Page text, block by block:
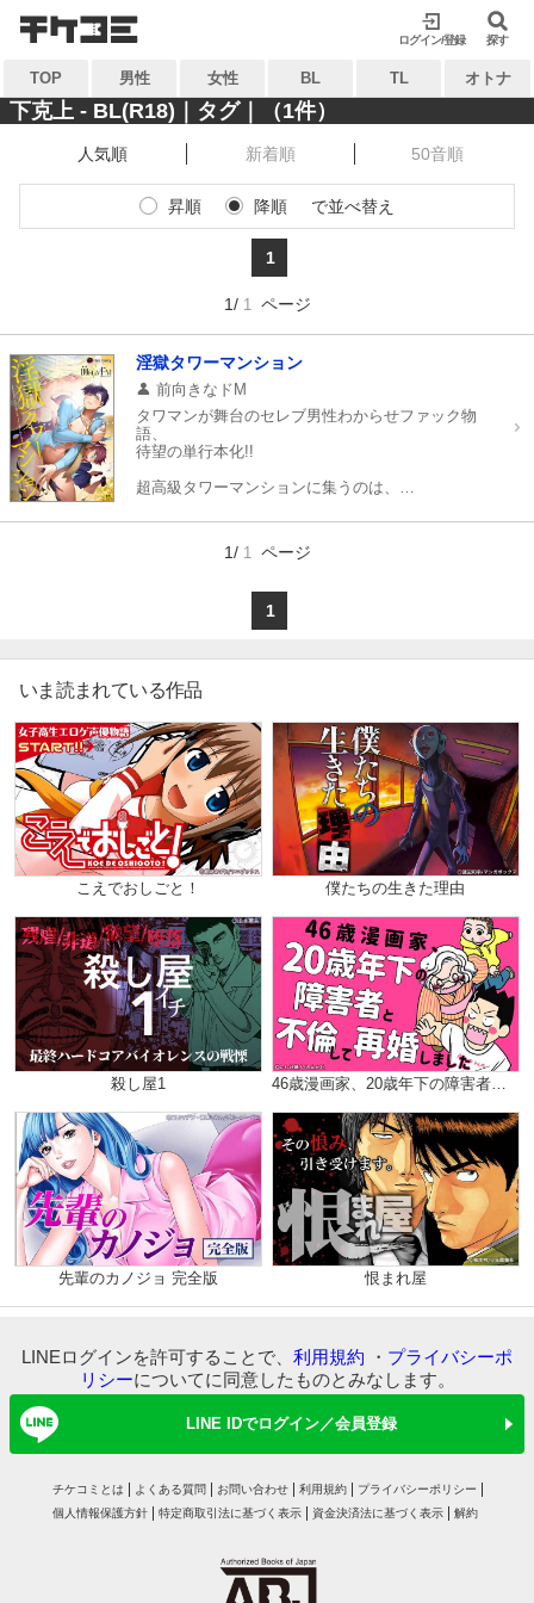
ログイン/登録 探す
検索
閉じる
キーワードから探す
ジャンル タグ
コンテンツから探す
ランキング 新着
おすすめ
特集
TOP 男性 女性 BL TL オトナ
検索
閉じる
キーワードから探す
ジャンル タグ
マイ本棚から探す
最近読んだ作品 お気に入り
下克上 - BL(R18)｜タグ｜（1件）
人気順 新着順 50音順
昇順 降順 で並べ替え
1
1/ 1 ページ
淫獄タワーマンション
前向きなドM
タワマンが舞台のセレブ男性わからせファック物
語、
待望の単行本化!!
超高級タワーマンションに集うのは、
医者に弁護士とセレブな男性ばかり。
会社役員・白滝の弱みを掴んだことをきっかけに
最下層から成り上がっていく!!
1/ 1 ページ
1
いま読まれている作品
こえでおしごと！ 僕たちの生きた理由
殺し屋1
先輩のカノジョ 完全版 恨まれ屋
LINEログインを許可することで、 利用規約 ・ プライバシーポ
リシーについてに同意したものとみなします。
LINE IDでログイン／会員登録
チケコミとは よくある質問 お問い合わせ 利用規約
プライバシーポリシー
個人情報保護方針
特定商取引法に基づく表示 資金決済法に基づく表示 解約